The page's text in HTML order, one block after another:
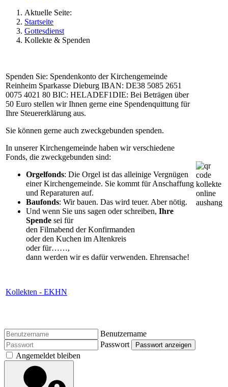
Aktuelle Seite:
Startseite
Gottesdienst
Kollekte & Spenden
Spenden Sie: Spendenkonto der Kirchengemeinde
Reinheim Sparkasse Dieburg IBAN: DE38 5085 2651
0075 4021 80 BIC: HELADEF1DIE: Bei Beträgen über
50 Euro stellen wir Ihnen gerne eine Spendenquittung für
Ihre Steuererklärung aus.
Sie können gerne auch zweckgebunden spenden.
In unserer Kirchengemeinde haben wir verschiedene
Fonds, die zweckgebunden sind:
Orgelfonds: Die Orgel ist das alleinige Vergnügen
einer Kirchengemeinde. Sie kommt für Anschaffung
und Reparaturen auf.
Baufonds: Wir bauen. Das wird teuer. Aber nötig.
Und wenn Sie uns sagen oder schreiben, Ihre
Spende sei für
den Filmabend der Konfirmanden
oder den Kuchen im Altenkreis
oder für……,
dann werden wir es dafür verwenden. Ehrensache!
Kollekten - EKHN
Benutzername
Passwort
Passwort anzeigen
Angemeldet bleiben